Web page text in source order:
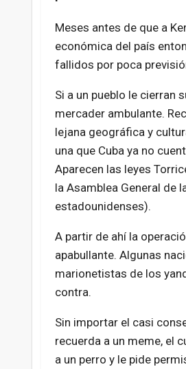
Meses antes de que a
económica del país
fallidos por poca
Si a un pueblo le cierran
mercader ambulante.
lejana geográfica y
una que Cuba ya no
Aparecen las leyes
la Asamblea General de
estadounidenses).
A partir de ahí la
apabullante. Algunas
marionetistas de los
contra.
Sin importar el casi
recuerda a un meme, el
a un perro y le pide